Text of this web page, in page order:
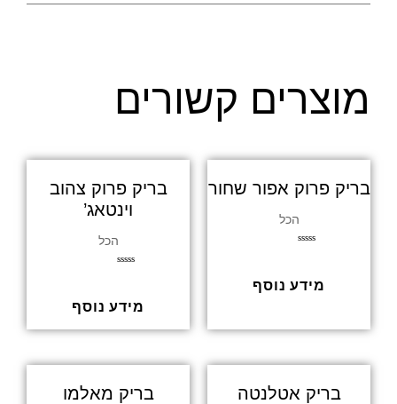
מוצרים קשורים
בריק פרוק אפור שחור
הכל
5
מידע נוסף
בריק פרוק צהוב
וינטאג’
הכל
5
מידע נוסף
בריק אטלנטה בריק מאלמו